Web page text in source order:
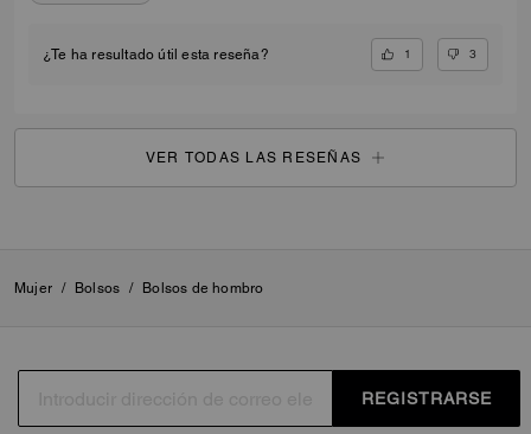
¿Te ha resultado útil esta reseña? 1 3
VER TODAS LAS RESEÑAS
Mujer / Bolsos / Bolsos de hombro
REGISTRARSE